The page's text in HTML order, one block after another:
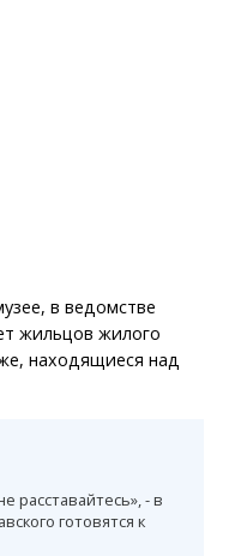
в ведомстве
жильцов жилого
находящиеся над
расставайтесь», - в
готовятся к